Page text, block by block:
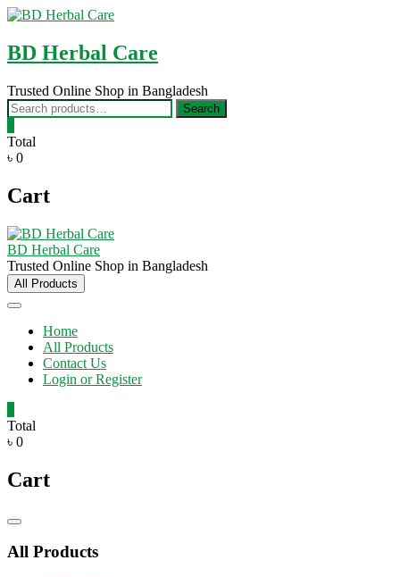
Skip
content
BD Herbal Care
Trusted Online Shop in Bangladesh
Search
for:
Search
Total
৳ 0
Cart
BD Herbal Care
Trusted Online Shop in Bangladesh
All Products
Home
All Products
Contact Us
Login or Register
Total
৳ 0
Cart
Catalog
All Products